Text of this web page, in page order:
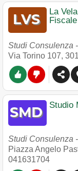
La
Studi Consulenza
Via Torino 107,
Studio
Studi Consulenza
Piazza Angelo
041631704